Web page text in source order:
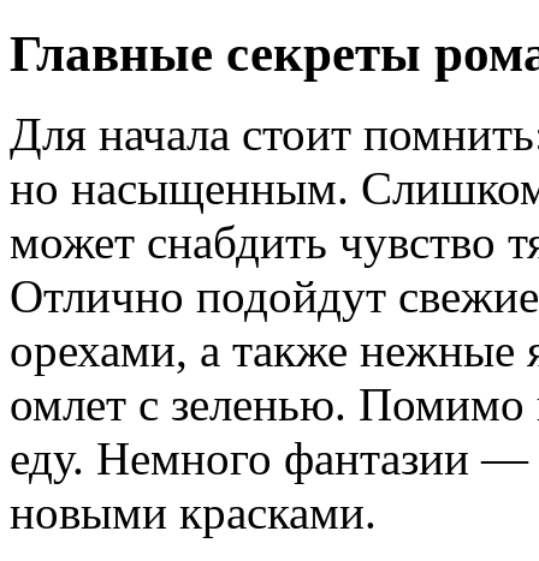
Главные секреты
Для начала стоит
но насыщенным.
может снабдить чувство
Отлично подойдут
орехами, а также
омлет с зеленью. Помимо
еду. Немного фантазии —
новыми красками.